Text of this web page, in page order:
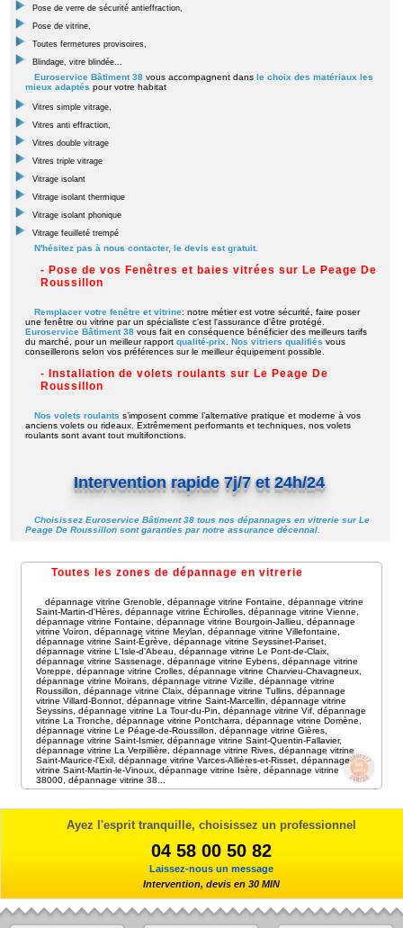
Pose de verre de sécurité antieffraction,
Pose de vitrine,
Toutes fermetures provisoires,
Blindage, vitre blindée...
Euroservice Bâtiment 38vous accompagnent dans le choix des matériaux les
mieux adaptés pour votre habitat
Vitres simple vitrage,
Vitres anti effraction,
Vitres double vitrage
Vitres triple vitrage
Vitrage isolant
Vitrage isolant thermique
Vitrage isolant phonique
Vitrage feuilleté trempé
N'hésitez pas à nous contacter, le devis est gratuit.
- Pose de vos Fenêtres et baies vitrées sur Le Peage De
Roussillon
Remplacer votre fenêtre et vitrine: notre métier est votre sécurité, faire poser
une fenêtre ou vitrine par un spécialiste c'est l'assurance d'être protégé.
Euroservice Bâtiment 38vous fait en conséquence bénéficier des meilleurs tarifs
du marché, pour un meilleur rapport qualité-prix Nos vitriers qualifiés vous
conseillerons selon vos préférences sur le meilleur équipement possible.
- Installation de volets roulants sur Le Peage De
Roussillon
Nos volets roulants s’imposent comme l’alternative pratique et moderne à vos
anciens volets ou rideaux. Extrêmement performants et techniques, nos volets
roulants sont avant tout multifonctions.
Intervention rapide 7j/7 et 24h/24
Choisissez Euroservice Bâtiment 38 tous nos dépannages en vitrerie sur Le
Peage De Roussillon sont garanties par notre assurance décennal.
Toutes les zones de dépannage en vitrerie
dépannage vitrine Grenoble ,dépannage vitrine Fontaine ,dépannage vitrine
Saint-Martin-d'Hères ,dépannage vitrine Échirolles ,dépannage vitrine Vienne
dépannage vitrine Fontaine
,dépannage vitrine Bourgoin-Jallieu ,dépannage
vitrine Voiron
,dépannage vitrine Meylan ,dépannage vitrine Villefontaine
dépannage vitrine Saint-Égrève
,dépannage vitrine Seyssinet-Pariset
dépannage vitrine L'Isle-d'Abeau
,dépannage vitrine Le Pont-de-Claix
dépannage vitrine Sassenage
,dépannage vitrine Eybens ,dépannage vitrine
Voreppe
,dépannage vitrine Crolles ,dépannage vitrine Charvieu-Chavagneux
dépannage vitrine Moirans ,dépannage vitrine Vizille ,dépannage vitrine
Roussillon
,dépannage vitrine Claix ,dépannage vitrine Tullins ,dépannage
vitrine Villard-Bonnot ,dépannage vitrine Saint-Marcellin ,dépannage vitrine
Seyssins ,dépannage vitrine La Tour-du-Pin ,dépannage vitrine Vif ,dépannage
vitrine La Tronche
,dépannage vitrine Pontcharra ,dépannage vitrine Domène
dépannage vitrine Le Péage-de-Roussillon
,dépannage vitrine Gières
dépannage vitrine Saint-Ismier,dépannage vitrine Saint-Quentin-Fallavier,
dépannage vitrine La Verpillière
,dépannage vitrine Rives ,dépannage vitrine
Saint-Maurice-l'Exil ,dépannage vitrine Varces-Allières-et-Risset ,dépannage
vitrine Saint-Martin-le-Vinoux ,dépannage vitrine Isère ,dépannage vitrine
38000 ,dépannage vitrine 38
Ayez l'esprit tranquille, choisissez un professionnel
04 58 00 50 82
Laissez-nous un message
Intervention, devis en 30 MIN